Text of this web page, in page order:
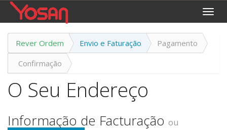
Rever Ordem Envio e Faturação
Pagamento
Confirmação
O Seu Endereço
Informação de Facturação ou